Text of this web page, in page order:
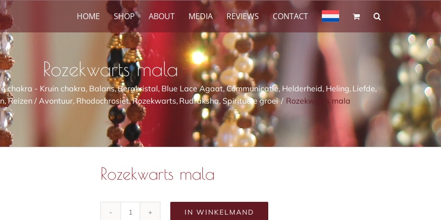
HOME SHOP ABOUT MEDIA REVIEWS CONTACT
Rozekwarts mala
chakra - Kruin chakra Balans Bergkristal Blue Lace Agaat Communicatie Helderheid Heling Liefde
Reizen / Avontuur Rhodochrosiet Rozekwarts Rudraksha Spirituele groei Rozekwarts mala
Rozekwarts mala
Rozekwarts
IN WINKELMAND